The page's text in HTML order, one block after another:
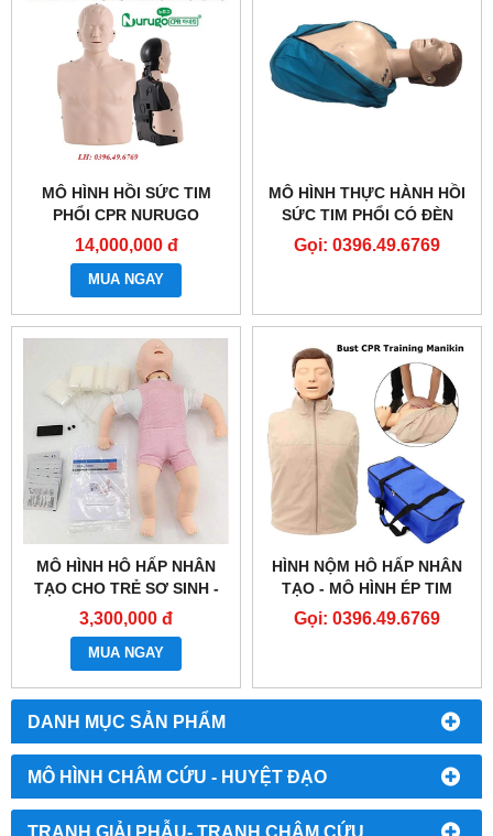
DANH MỤC SẢN PHẨM
MÔ HÌNH CHÂM CỨU - HUYỆT ĐẠO
TRANH GIẢI PHẪU- TRANH CHÂM CỨU
MÔ HÌNH HỒI SỨC TIM
PHỔI CPR NURUGO
L330/L300
14,000,000 đ
MUA NGAY
MÔ HÌNH THỰC HÀNH HỒI
SỨC TIM PHỔI CÓ ĐÈN
BÁO- CPR MANIKIN
Gọi: 0396.49.6769
MÔ HÌNH HÔ HẤP NHÂN
TẠO CHO TRẺ SƠ SINH -
BÚP BÊ THỰC HÀNH CPR -
MÔ HÌNH SƠ CỨU CHO
TRẺ SƠ SINH - MÔ PHỎNG
HỒI SỨC TIM PHỔI
3,300,000 đ
MUA NGAY
HÌNH NỘM HÔ HẤP NHÂN
TẠO - MÔ HÌNH ÉP TIM
THỔI NGẠT - CPR
Gọi: 0396.49.6769